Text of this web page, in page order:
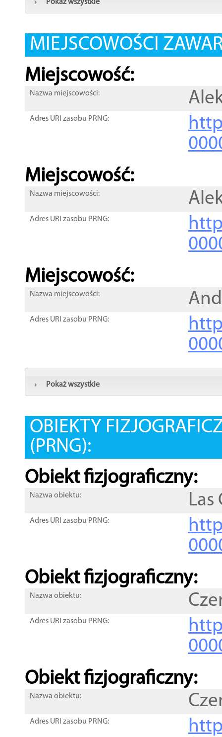
Pokaż wszystkie
MIEJSCOWOŚCI
Miejscowość:
Nazwa miejscowości:
Adres URI zasobu PRNG:
Miejscowość:
Nazwa miejscowości:
Adres URI zasobu PRNG:
Miejscowość:
Nazwa miejscowości:
Adres URI zasobu PRNG:
Pokaż wszystkie
OBIEKTY
(PRNG):
Obiekt fizjograficzny:
Nazwa obiektu: Las
Adres URI zasobu PRNG:
Obiekt fizjograficzny:
Nazwa obiektu:
Adres URI zasobu PRNG:
Obiekt fizjograficzny:
Nazwa obiektu:
Adres URI zasobu PRNG: